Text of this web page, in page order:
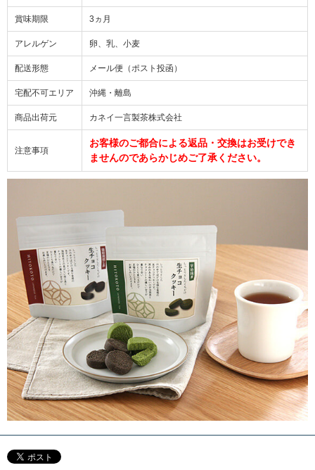
賞味期限 3ヵ月
アレルゲン 卵、乳、小麦
配送形態 メール便（ポスト投函）
宅配不可エリア 沖縄・離島
商品出荷元 カネイ一言製茶株式会社
注意事項
お客様のご都合による返品・交換はお受けでき
ませんのであらかじめご了承ください。